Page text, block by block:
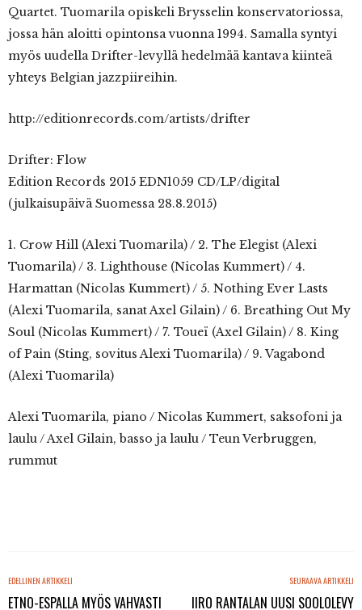
Quartet. Tuomarila opiskeli Brysselin konservatoriossa,
jossa hän aloitti opintonsa vuonna 1994. Samalla syntyi
myös uudella Drifter-levyllä hedelmää kantava kiinteä
yhteys Belgian jazzpiireihin.
http://editionrecords.com/artists/drifter
Drifter: Flow
Edition Records 2015 EDN1059 CD/LP/digital
(julkaisupäivä Suomessa 28.8.2015)
1. Crow Hill (Alexi Tuomarila) / 2. The Elegist (Alexi
Tuomarila) / 3. Lighthouse (Nicolas Kummert) / 4.
Harmattan (Nicolas Kummert) / 5. Nothing Ever Lasts
(Alexi Tuomarila, sanat Axel Gilain) / 6. Breathing Out My
Soul (Nicolas Kummert) / 7. Toueï (Axel Gilain) / 8. King
of Pain (Sting, sovitus Alexi Tuomarila) / 9. Vagabond
(Alexi Tuomarila)
Alexi Tuomarila, piano / Nicolas Kummert, saksofoni ja
laulu / Axel Gilain, basso ja laulu / Teun Verbruggen,
rummut
EDELLINEN ARTIKKELI
ETNO-ESPALLA MYÖS VAHVASTI
SEURAAVA ARTIKKELI
IIRO RANTALAN UUSI SOOLOLEVY